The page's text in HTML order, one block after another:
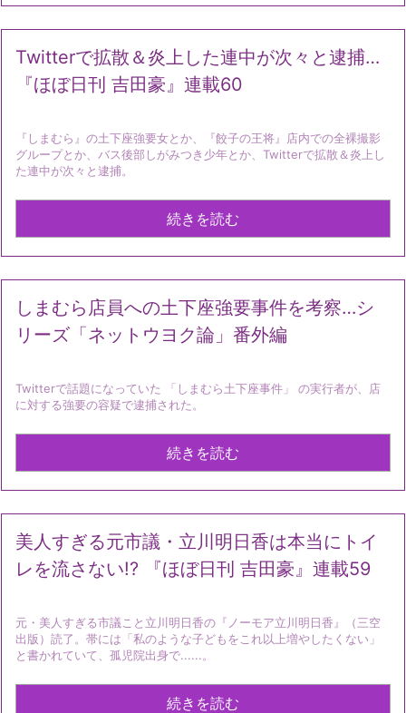
Twitterで拡散＆炎上した連中が次々と逮捕…
『ほぼ日刊 吉田豪』連載60
『しまむら』の土下座強要女とか、『餃子の王将』店内での全裸撮影
グループとか、バス後部しがみつき少年とか、Twitterで拡散＆炎上し
た連中が次々と逮捕。
続きを読む
しまむら店員への土下座強要事件を考察…シ
リーズ「ネットウヨク論」番外編
Twitterで話題になっていた 「しまむら土下座事件」 の実行者が、店
に対する強要の容疑で逮捕された。
続きを読む
美人すぎる元市議・立川明日香は本当にトイ
レを流さない!? 『ほぼ日刊 吉田豪』連載59
元・美人すぎる市議こと立川明日香の『ノーモア立川明日香』（三空
出版）読了。帯には「私のような子どもをこれ以上増やしたくない」
と書かれていて、孤児院出身で......。
続きを読む